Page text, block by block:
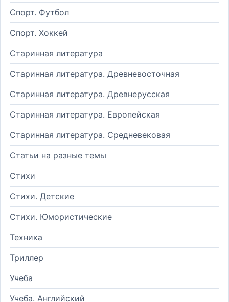
Спорт. Футбол
Спорт. Хоккей
Старинная литература
Старинная литература. Древневосточная
Старинная литература. Древнерусская
Старинная литература. Европейская
Старинная литература. Средневековая
Статьи на разные темы
Стихи
Стихи. Детские
Стихи. Юмористические
Техника
Триллер
Учеба
Учеба. Английский